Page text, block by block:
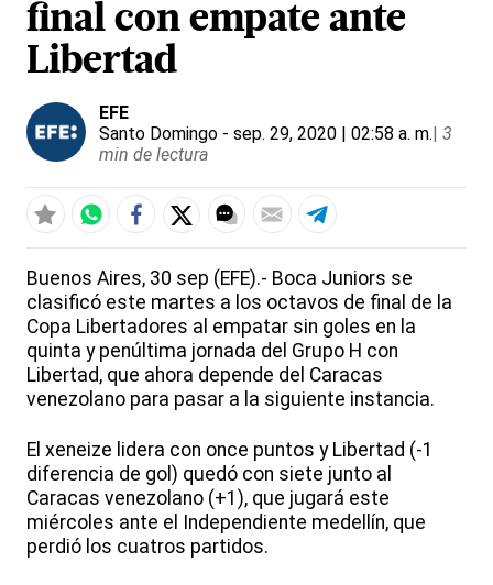
final con empate ante
Libertad
EFE
Santo Domingo - sep. 29, 2020 | 02:58 a. m.| 3
min de lectura
Buenos Aires, 30 sep (EFE).- Boca Juniors se
clasificó este martes a los octavos de final de la
Copa Libertadores al empatar sin goles en la
quinta y penúltima jornada del Grupo H con
Libertad, que ahora depende del Caracas
venezolano para pasar a la siguiente instancia.
El xeneize lidera con once puntos y Libertad (-1
diferencia de gol) quedó con siete junto al
Caracas venezolano (+1), que jugará este
miércoles ante el Independiente medellín, que
perdió los cuatros partidos.